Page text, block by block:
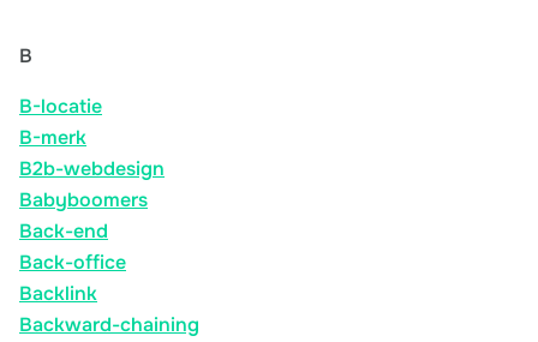
B
B-locatie
B-merk
B2b-webdesign
Babyboomers
Back-end
Back-office
Backlink
Backward-chaining